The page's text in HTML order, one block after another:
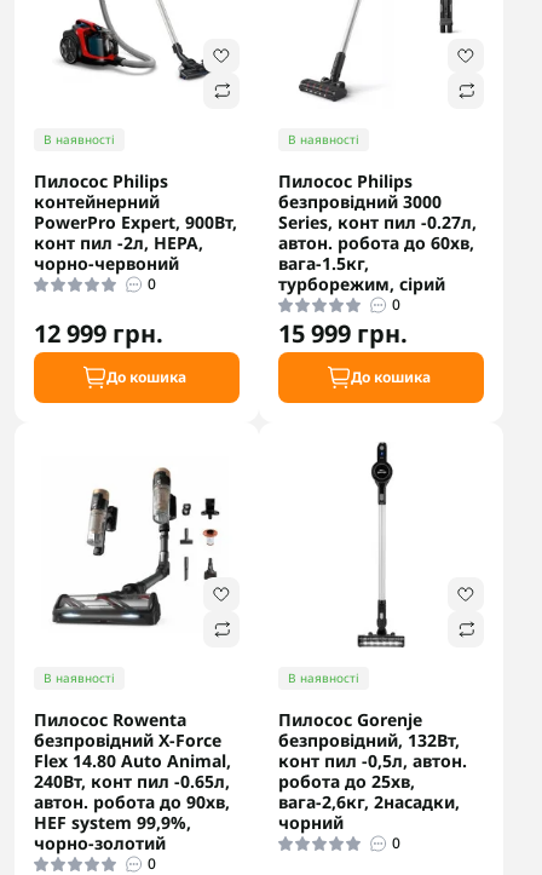
В наявності
Пилосос Philips
контейнерний
PowerPro Expert, 900Вт,
конт пил -2л, НЕРА,
чорно-червоний
0
12 999 грн.
До кошика
В наявності
Пилосос Philips
безпровідний 3000
Series, конт пил -0.27л,
автон. робота до 60хв,
вага-1.5кг,
турборежим, сірий
0
15 999 грн.
До кошика
В наявності
Пилосос Rowenta
безпровідний X-Force
Flex 14.80 Auto Animal,
240Вт, конт пил -0.65л,
автон. робота до 90хв,
HEF system 99,9%,
чорно-золотий
0
В наявності
Пилосос Gorenje
безпровідний, 132Вт,
конт пил -0,5л, автон.
робота до 25хв,
вага-2,6кг, 2насадки,
чорний
0